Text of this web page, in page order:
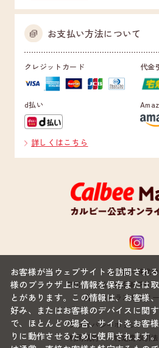
お支払い方法について
クレジットカード 代金
d払い
詳しくはこちら
カルビー株式
〒100-0005 東京都千代
丸の内トラストタワ
プライバシーポリシー
利用規約
特定商取引
お客様が当ウェブサイトを訪問され
様のブラウザ上に情報を保存または
とがあります。この情報は、お客様
好み、またはお客様のデバイスに関
で、ほとんどの場合、サイトをお客
りに動作させるために使用されます